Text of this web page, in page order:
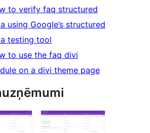
to verify faq structured
using Google’s structured
testing tool
to use the faq divi
on a divi theme page